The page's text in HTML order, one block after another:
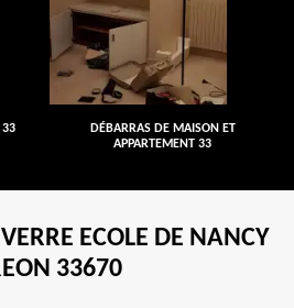
33
DÉBARRAS DE MAISON ET
APPARTEMENT 33
ECOLE DE NANCY
33670